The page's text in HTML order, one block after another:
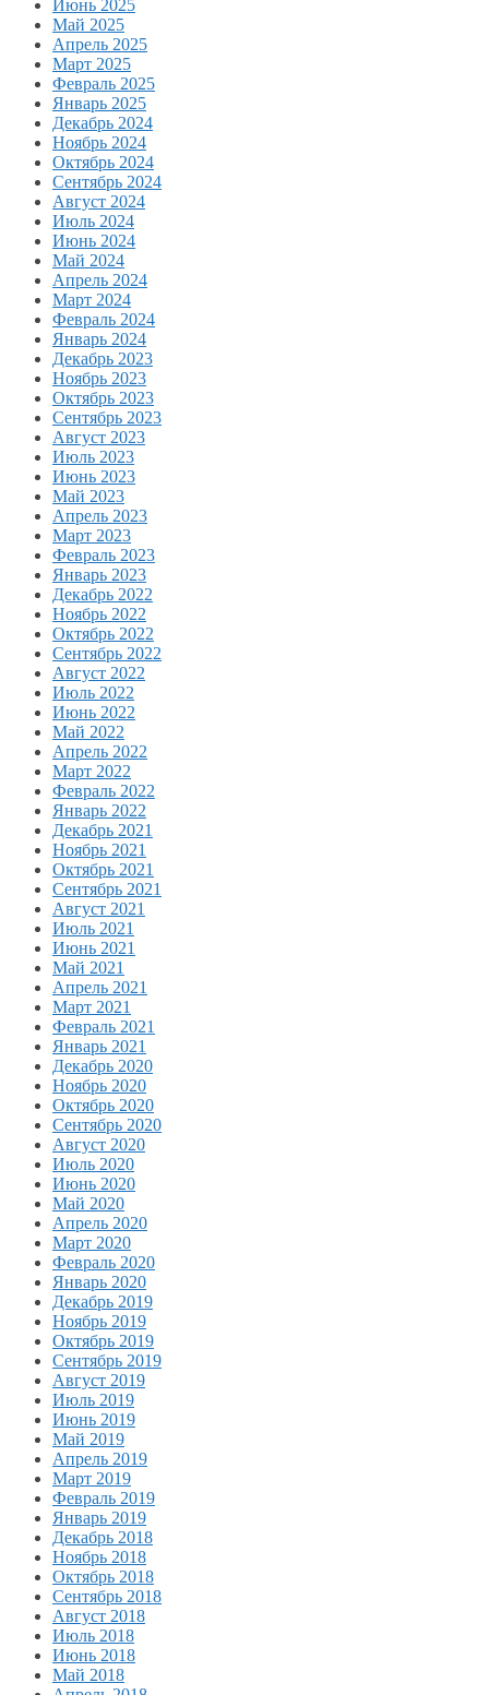
Июнь 2025
Май 2025
Апрель 2025
Март 2025
Февраль 2025
Январь 2025
Декабрь 2024
Ноябрь 2024
Октябрь 2024
Сентябрь 2024
Август 2024
Июль 2024
Июнь 2024
Май 2024
Апрель 2024
Март 2024
Февраль 2024
Январь 2024
Декабрь 2023
Ноябрь 2023
Октябрь 2023
Сентябрь 2023
Август 2023
Июль 2023
Июнь 2023
Май 2023
Апрель 2023
Март 2023
Февраль 2023
Январь 2023
Декабрь 2022
Ноябрь 2022
Октябрь 2022
Сентябрь 2022
Август 2022
Июль 2022
Июнь 2022
Май 2022
Апрель 2022
Март 2022
Февраль 2022
Январь 2022
Декабрь 2021
Ноябрь 2021
Октябрь 2021
Сентябрь 2021
Август 2021
Июль 2021
Июнь 2021
Май 2021
Апрель 2021
Март 2021
Февраль 2021
Январь 2021
Декабрь 2020
Ноябрь 2020
Октябрь 2020
Сентябрь 2020
Август 2020
Июль 2020
Июнь 2020
Май 2020
Апрель 2020
Март 2020
Февраль 2020
Январь 2020
Декабрь 2019
Ноябрь 2019
Октябрь 2019
Сентябрь 2019
Август 2019
Июль 2019
Июнь 2019
Май 2019
Апрель 2019
Март 2019
Февраль 2019
Январь 2019
Декабрь 2018
Ноябрь 2018
Октябрь 2018
Сентябрь 2018
Август 2018
Июль 2018
Июнь 2018
Май 2018